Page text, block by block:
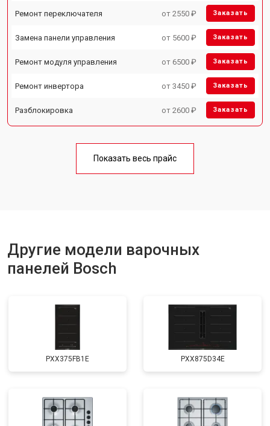
Ремонт переключателя от 2550 ₽ Заказать
Замена панели управления от 5600 ₽ Заказать
Ремонт модуля управления от 6500 ₽ Заказать
Ремонт инвертора от 3450 ₽ Заказать
Разблокировка от 2600 ₽ Заказать
Показать весь прайс
Другие модели варочных
панелей Bosch
PXX375FB1E PXX875D34E